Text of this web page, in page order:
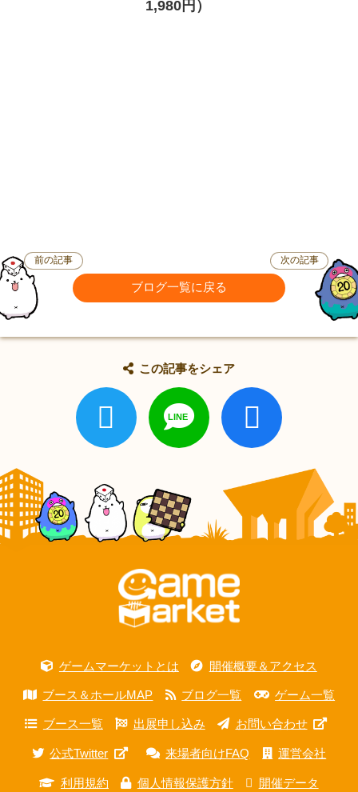
1,980円）
前の記事
ブログ一覧に戻る
次の記事
この記事をシェア
ゲームマーケットとは 開催概要＆アクセス
ブース＆ホールMAP ブログ一覧 ゲーム一覧
ブース一覧 出展申し込み お問い合わせ
公式Twitter 来場者向けFAQ 運営会社
利用規約 個人情報保護方針 開催データ